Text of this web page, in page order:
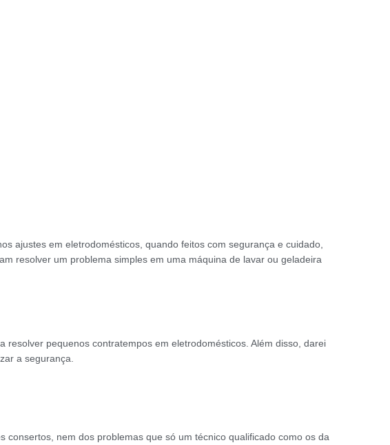
ajustes em eletrodomésticos, quando feitos com segurança e cuidado,
resolver um problema simples em uma máquina de lavar ou geladeira
pequenos contratempos em eletrodomésticos. Além disso, darei
a segurança.
nem dos problemas que só um técnico qualificado como os da